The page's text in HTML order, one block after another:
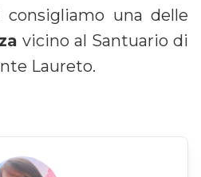
una delle
vicino al Santuario di
Laureto.